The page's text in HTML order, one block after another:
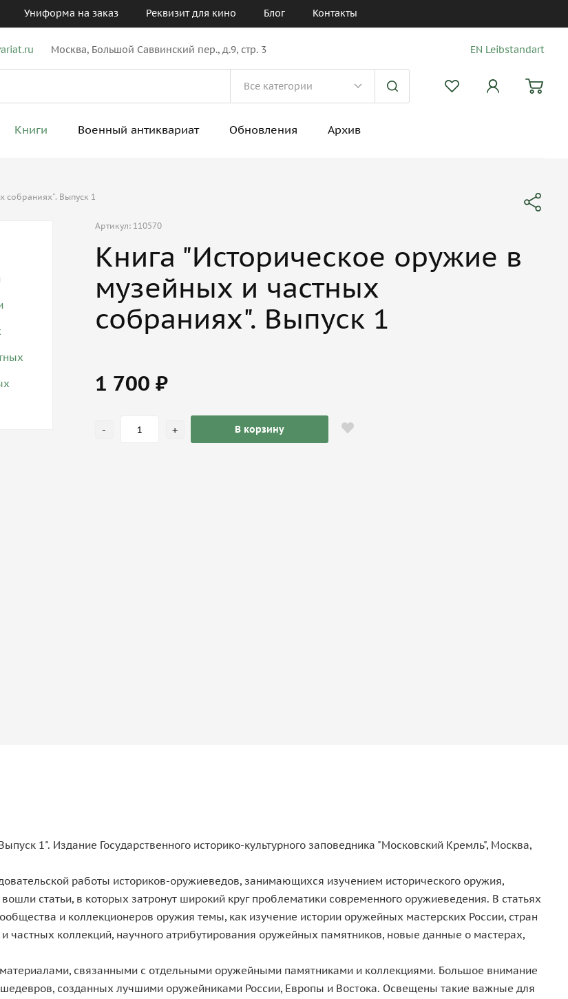
Униформа на заказ Реквизит для кино Блог Контакты
Москва, Большой Саввинский пер., д.9, стр. 3 EN Leibstandart
Книги Военный антиквариат Обновления Архив
собраниях". Выпуск 1
Артикул: 110570
Книга "Историческое оружие в
музейных и частных
собраниях". Выпуск 1
1 700 ₽
- + В корзину
1". Издание Государственного историко-культурного заповедника "Московский Кремль", Москва,
работы историков-оружиеведов, занимающихся изучением исторического оружия,
статьи, в которых затронут широкий круг проблематики современного оружиеведения. В статьях
и коллекционеров оружия темы, как изучение истории оружейных мастерских России, стран
коллекций, научного атрибутирования оружейных памятников, новые данные о мастерах,
связанными с отдельными оружейными памятниками и коллекциями. Большое внимание
созданных лучшими оружейниками России, Европы и Востока. Освещены такие важные для